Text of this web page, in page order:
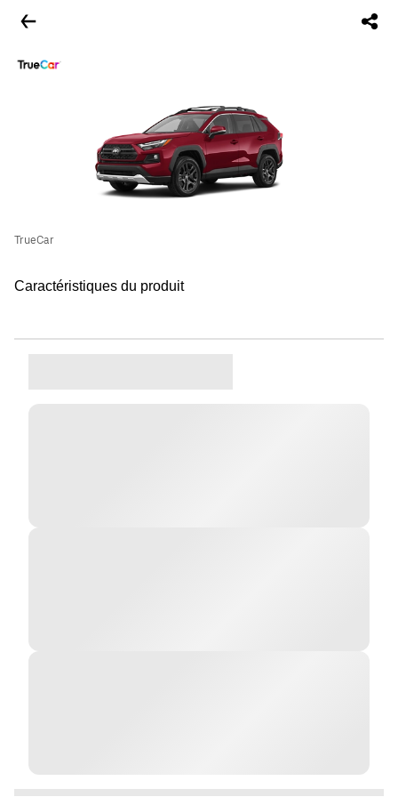
TrueCar
Caractéristiques du produit